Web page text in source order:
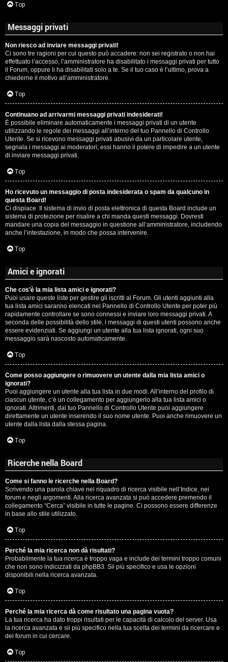
Top
Messaggi privati
Non riesco ad inviare messaggi privati!
Ci sono tre ragioni per cui questo può accadere: non sei registrato o non hai
effettuato l’accesso, l’amministratore ha disabilitato i messaggi privati per tutto
il Forum, oppure li ha disabilitati solo a te. Se il tuo caso è l’ultimo, prova a
chiederne il motivo all’amministratore.
Top
Continuano ad arrivarmi messaggi privati indesiderati!
È possibile eliminare automaticamente i messaggi privati ​​di un utente
utilizzando le regole dei messaggi all’interno del tuo Pannello di Controllo
Utente. Se si ricevono messaggi privati ​​abusivi da un particolare utente,
segnala i messaggi ai moderatori; essi hanno il potere di impedire a un utente
di inviare messaggi privati​​.
Top
Ho ricevuto un messaggio di posta indesiderata o spam da qualcuno in
questa Board!
Ci dispiace. Il sistema di invio di posta elettronica di questa Board include un
sistema di protezione per risalire a chi manda questi messaggi. Dovresti
mandare una copia del messaggio in questione all’amministratore, includendo
anche l’intestazione, in modo che possa intervenire.
Top
Amici e ignorati
Che cos’è la mia lista amici e ignorati?
Puoi usare queste liste per gestire gli iscritti al Forum. Gli utenti aggiunti alla
tua lista amici saranno elencati nel Pannello di Controllo Utente per poter più
rapidamente controllare se sono connessi e inviare loro messaggi privati. A
seconda delle possibilità dello stile, i messaggi di questi utenti possono anche
essere evidenziati. Se aggiungi un utente alla tua lista ignorati, ogni suo
messaggio sarà nascosto automaticamente.
Top
Come posso aggiungere o rimuovere un utente dalla mia lista amici o
ignorati?
Puoi aggiungere un utente alla tua lista in due modi. All’interno del profilo di
ciascun utente, c’è un collegamento per aggiungerlo alla tua lista amici o
ignorati. Altrimenti, dal tuo Pannello di Controllo Utente puoi aggiungere
direttamente un utente inserendo il suo nome utente. Puoi anche rimuovere un
utente dalla lista dalla stessa pagina.
Top
Ricerche nella Board
Come si fanno le ricerche nella Board?
Scrivendo una parola chiave nel riquadro di ricerca visibile nell’Indice, nei
forum e negli argomenti. Alla ricerca avanzata si può accedere premendo il
collegamento “Cerca” visibile in tutte le pagine. Ci possono essere differenze
in base allo stile utilizzato.
Top
Perché la mia ricerca non dà risultati?
Probabilmente la tua ricerca è troppo vaga e include dei termini troppo comuni
che non sono indicizzati da phpBB3. Sii più specifico e usa le opzioni
disponibili nella ricerca avanzata.
Top
Perché la mia ricerca dà come risultato una pagina vuota?
La tua ricerca ha dato troppi risultati per le capacità di calcolo del server. Usa
la ricerca avanzata e sii più specifico nella tua scelta dei termini da ricercare e
dei forum in cui cercare.
Top